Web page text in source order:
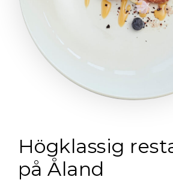
Högklassig
på Åland